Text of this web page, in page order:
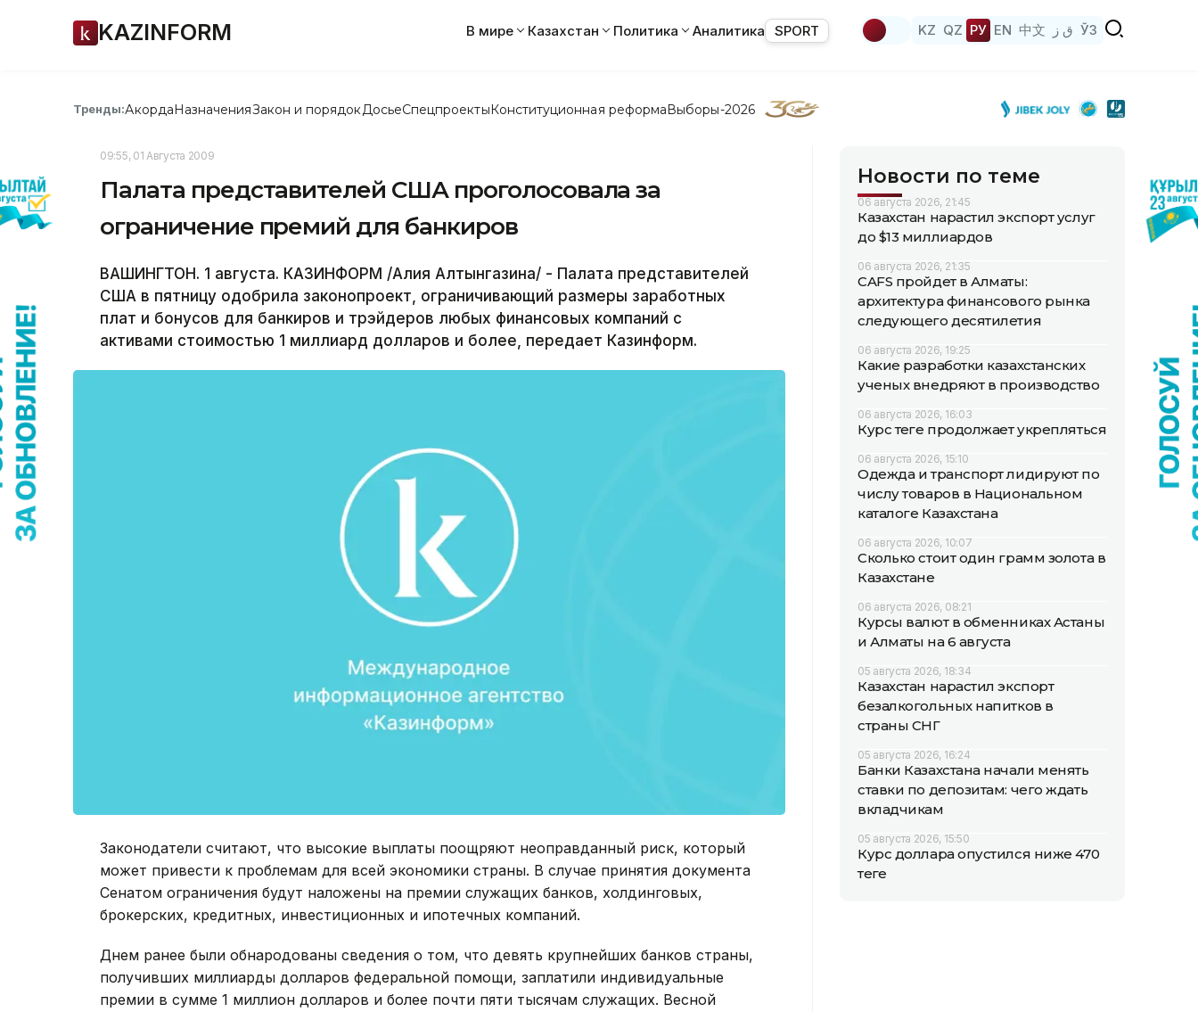
KAZINFORM В мире Казахстан Политика Аналитика SPORT KZ QZ РУ EN 中文 ق ز ЎЗ
Тренды:АкордаНазначенияЗакон и порядок ДосьеСпецпроектыКонституционная реформаВыборы-2026
09:55, 01 Августа 2009
Палата представителей США проголосовала за
ограничение премий для банкиров
ВАШИНГТОН. 1 августа. КАЗИНФОРМ /Алия Алтынгазина/ - Палата представителей
США в пятницу одобрила законопроект, ограничивающий размеры заработных
плат и бонусов для банкиров и трэйдеров любых финансовых компаний с
активами стоимостью 1 миллиард долларов и более, передает Казинформ.
Законодатели считают, что высокие выплаты поощряют неоправданный риск, который
может привести к проблемам для всей экономики страны. В случае принятия документа
Сенатом ограничения будут наложены на премии служащих банков, холдинговых,
брокерских, кредитных, инвестиционных и ипотечных компаний.
Днем ранее были обнародованы сведения о том, что девять крупнейших банков страны,
получивших миллиарды долларов федеральной помощи, заплатили индивидуальные
премии в сумме 1 миллион долларов и более почти пяти тысячам служащих. Весной
Новости по теме
06 августа 2026, 21:45
Казахстан нарастил экспорт услуг
до $13 миллиардов
06 августа 2026, 21:35
CAFS пройдет в Алматы:
архитектура финансового рынка
следующего десятилетия
06 августа 2026, 19:25
Какие разработки казахстанских
ученых внедряют в производство
06 августа 2026, 16:03
Курс теңге продолжает укрепляться
06 августа 2026, 15:10
Одежда и транспорт лидируют по
числу товаров в Национальном
каталоге Казахстана
06 августа 2026, 10:07
Сколько стоит один грамм золота в
Казахстане
06 августа 2026, 08:21
Курсы валют в обменниках Астаны
и Алматы на 6 августа
05 августа 2026, 18:34
Казахстан нарастил экспорт
безалкогольных напитков в
страны СНГ
05 августа 2026, 16:24
Банки Казахстана начали менять
ставки по депозитам: чего ждать
вкладчикам
05 августа 2026, 15:50
Курс доллара опустился ниже 470
теңге